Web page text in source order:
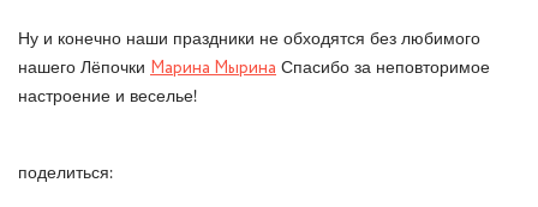
Ну и конечно наши праздники не обходятся без любимого
нашего Лёпочки Марина Мырина Спасибо за неповторимое
настроение и веселье!
поделиться: